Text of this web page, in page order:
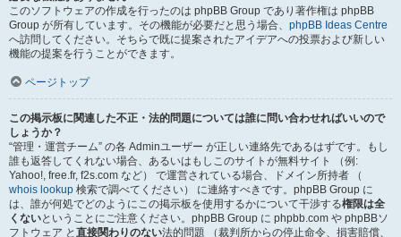
このソフトウェアの作成を行ったのは phpBB Group であり著作権は phpBB
Group が所有しています。その機能が必要だと思う場合、 phpBB Ideas Centre
へ訪問してください。そちらで既に提案されたアイデアへの投票および新しい
機能の提案を行うことができます。
ページトップ
この掲示板に関連した不正・法的問題については誰に問い合わせればいいので
しょうか？
“管理・運営チーム” の各 Adminユーザー が正しい連絡先であるはずです。もし
誰も返答してくれない場合、あるいはもしこのサイトが無料サイト （例:
Yahoo!, free.fr, f2s.com など） で運営されている場合、ドメイン所持者 （
whois lookup 検索で調べてください） に連絡すべきです。phpBB Group に
は、誰が何処でどのようにこの掲示板を使用するかについて干渉する権限は全
くないということにご注意ください。phpBB Group に phpbb.com や phpBBソ
フトウェア と 直接関わりのない法的問題 （裁判所からの停止命令、損害賠償、